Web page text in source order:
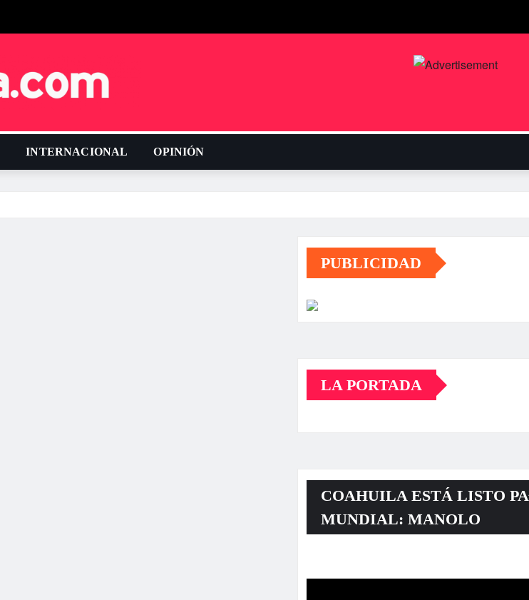
INTERNACIONAL OPINIÓN
PUBLICIDAD
LA PORTADA
COAHUILA ESTÁ LISTO
MUNDIAL: MANOLO